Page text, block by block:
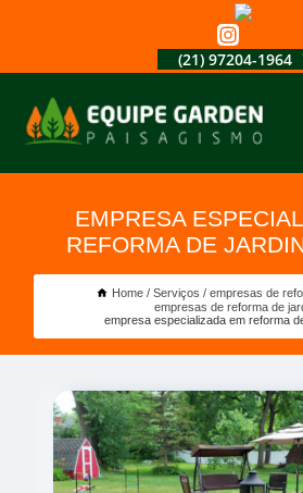
(21) 97204-1964
EMPRESA
REFORMA DE
Home Serviços
empresas de
empresas de reforma de
empresa especializada em reforma